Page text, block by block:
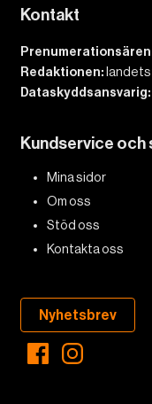
Kontakt
Redaktionen:
Kundservice och
Mina sidor
Om oss
Stöd oss
Kontakta oss
Nyhetsbrev